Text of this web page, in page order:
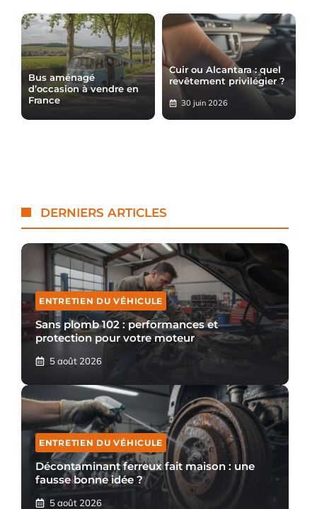
Bus aménagé
d’occasion à vendre en
France
Cuir ou Alcantara : quel
revêtement privilégier ?
30 juin 2026
DERNIERS ARTICLES
ENTRETIEN DU VÉHICULE
Sans plomb 102 : performances et
protection pour votre moteur
5 août 2026
ENTRETIEN DU VÉHICULE
Décontaminant ferreux fait maison : une
fausse bonne idée ?
5 août 2026